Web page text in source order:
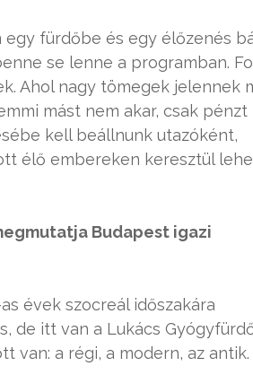
egy fürdőbe és egy élőzenés
se lenne a programban.
Ahol nagy tömegek jelennek
mást nem akar, csak pénzt
kell beállnunk utazóként,
élő embereken keresztül
Budapest igazi
évek szocreál időszakára
de itt van a Lukács
van: a régi, a modern, az antik.